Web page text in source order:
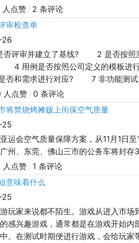
人点赞/ 2 条评论
审检查单
26
否评审并建立了基线? 2 是否按
4 用例是否按照公司定义的模板
和需求进行对应? 7 非功能测试
面、反面的用例? 9 每个测试用例是
人点赞/ 0 条评论
将禁烧烤摊贩上街保空气质量
25
运会空气质量保障方案，从11月1日
州、东莞、佛山三市的公务车将封存
人点赞/ 1 条评论
意味着什么
25
玩家来说都不陌生。游戏从进入市
感兴趣游戏，通常都是在游戏开始
。在测试时期便进行游戏，会给玩